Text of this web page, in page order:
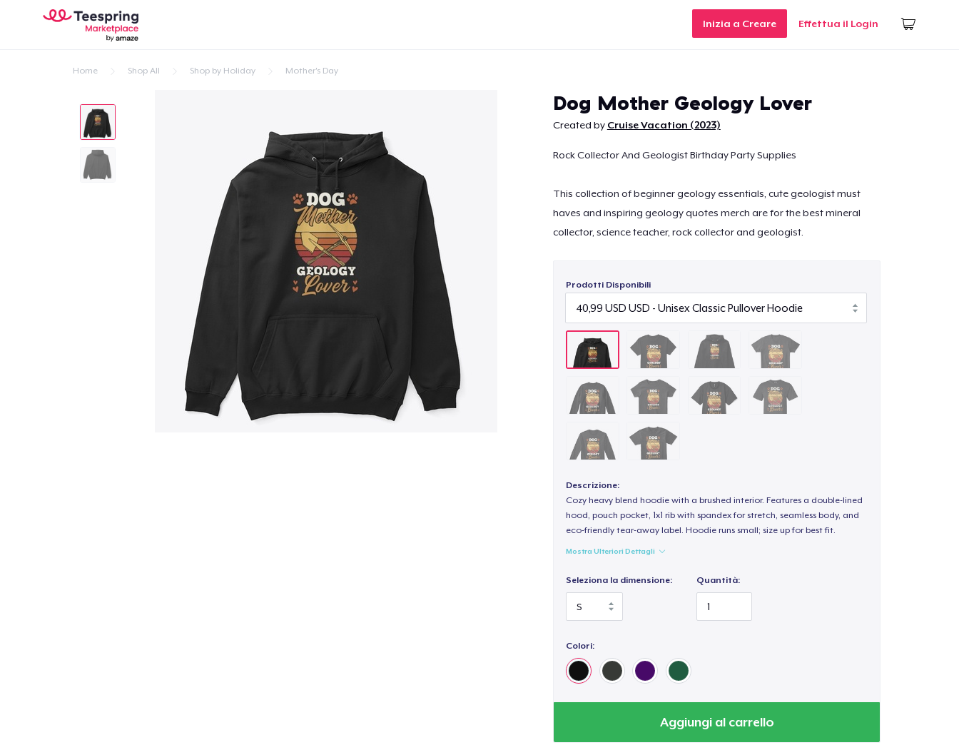
Inizia a Creare Effettua il Login
Home Shop All Shop by Holiday Mother's Day
Dog Mother Geology Lover
Created by Cruise Vacation (2023)
Rock Collector And Geologist Birthday Party Supplies
This collection of beginner geology essentials, cute geologist must
haves and inspiring geology quotes merch are for the best mineral
collector, science teacher, rock collector and geologist.
Prodotti Disponibili
Descrizione:
Cozy heavy blend hoodie with a brushed interior. Features a double-lined
hood, pouch pocket, 1x1 rib with spandex for stretch, seamless body, and
eco-friendly tear-away label. Hoodie runs small; size up for best fit.
Mostra Ulteriori Dettagli
Seleziona la dimensione: Quantità:
Colori:
Aggiungi al carrello